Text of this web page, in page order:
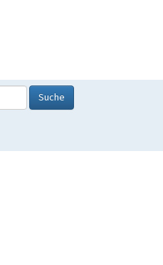
Suche